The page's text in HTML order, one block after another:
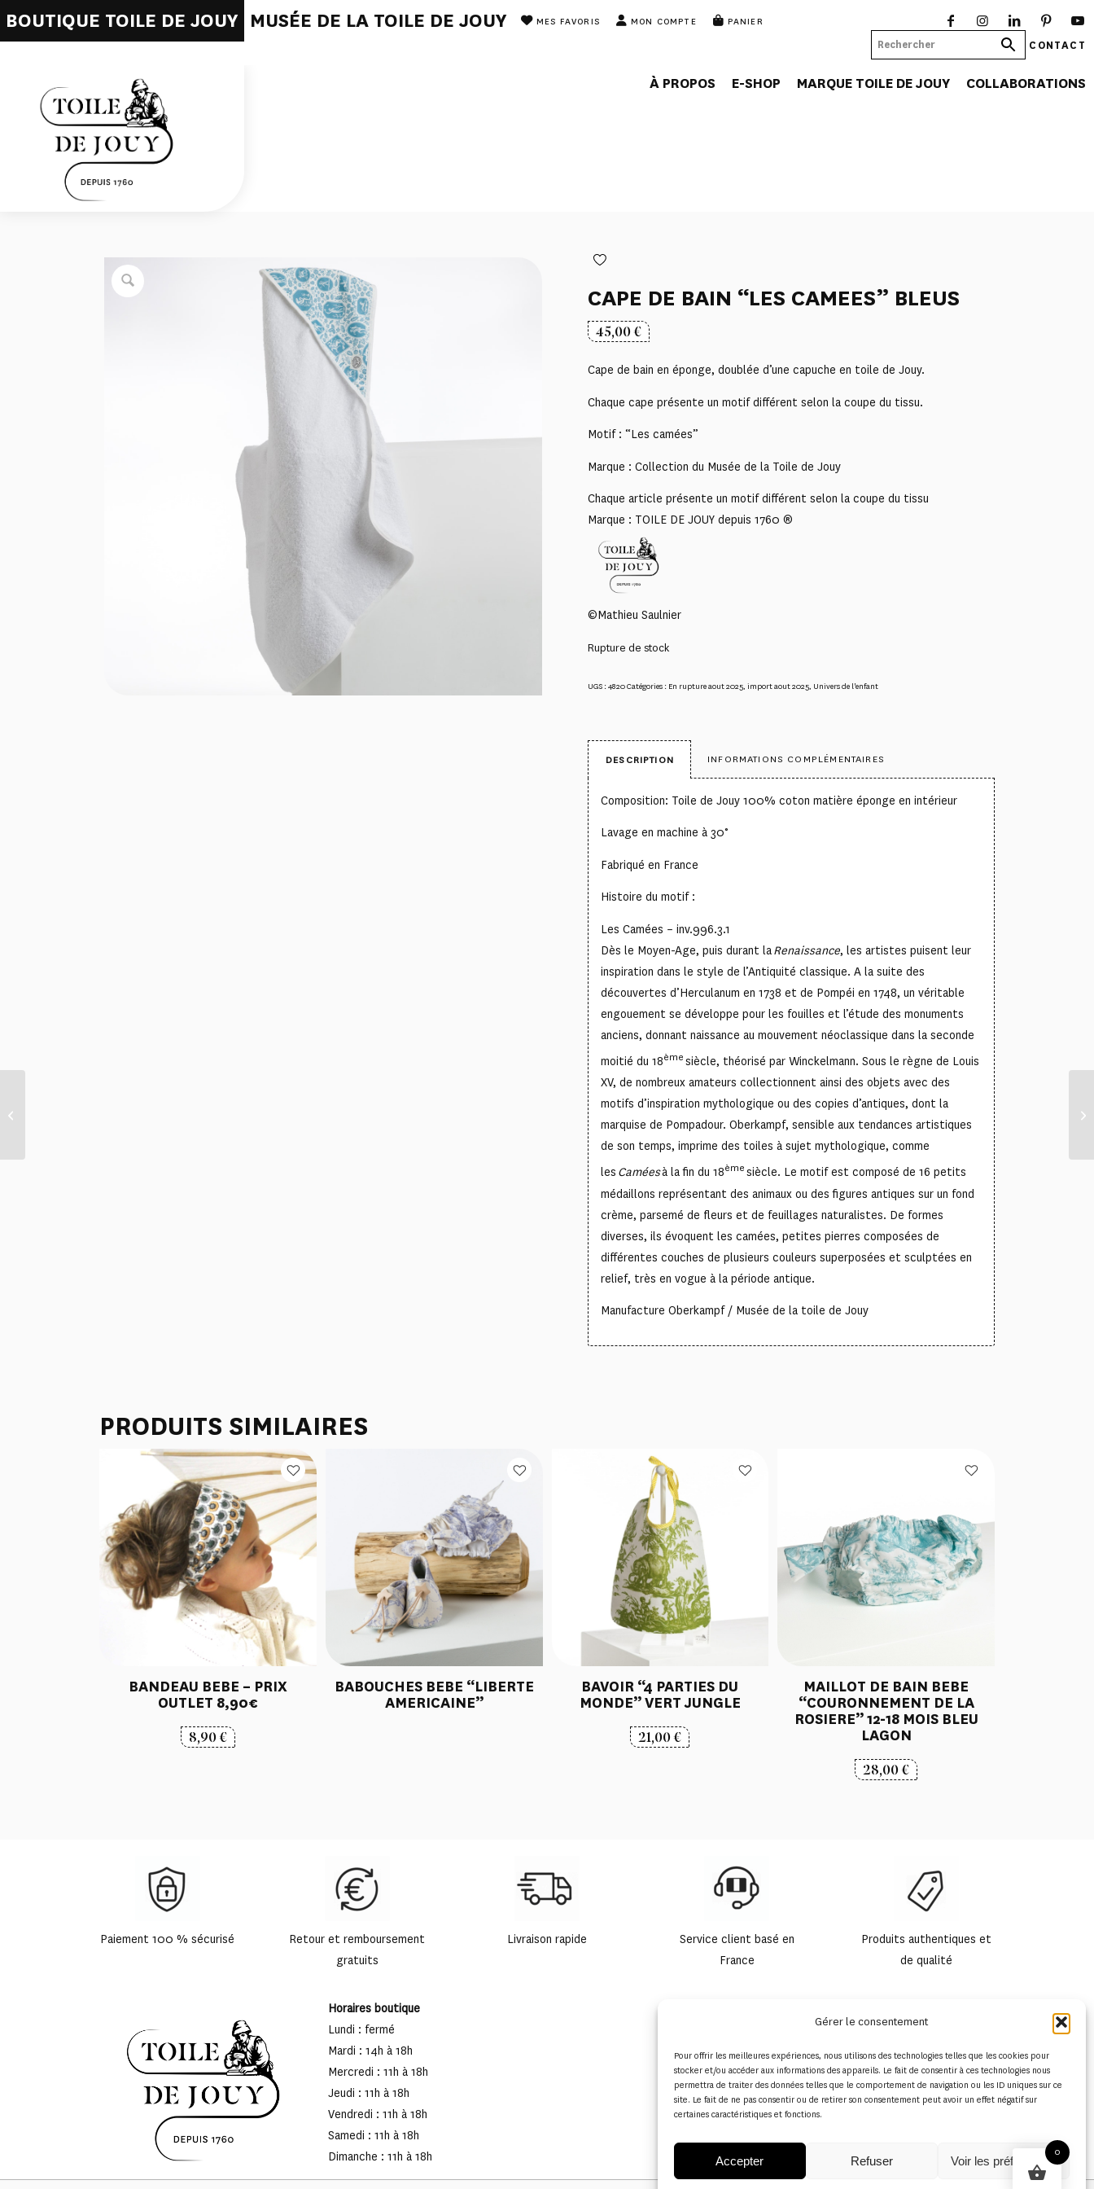
Gérer le consentement
Pour offrir les meilleures expériences, nous utilisons des technologies telles que les cookies pour
stocker et/ou accéder aux informations des appareils. Le fait de consentir à ces technologies nous
permettra de traiter des données telles que le comportement de navigation ou les ID uniques sur ce
site. Le fait de ne pas consentir ou de retirer son consentement peut avoir un effet négatif sur
certaines caractéristiques et fonctions.
Accepter Refuser Voir les préférences
BOUTIQUE TOILE DE JOUY MUSÉE DE LA TOILE DE JOUY MES FAVORIS MON COMPTE PANIER
CONTACT
À PROPOS E-SHOP MARQUE TOILE DE JOUY COLLABORATIONS
CAPE DE BAIN “LES CAMEES” BLEUS
45,00€
Cape de bain en éponge, doublée d’une capuche en toile de Jouy.
Chaque cape présente un motif différent selon la coupe du tissu.
Motif : “Les camées”
Marque : Collection du Musée de la Toile de Jouy
Chaque article présente un motif différent selon la coupe du tissu
Marque : TOILE DE JOUY depuis 1760 ®
©Mathieu Saulnier
Rupture de stock
UGS :4820Catégories : En rupture aout 2025 import aout 2025 Univers de l'enfant
DESCRIPTION INFORMATIONS COMPLÉMENTAIRES
Composition: Toile de Jouy 100% coton matière éponge en intérieur
Lavage en machine à 30°
Fabriqué en France
Histoire du motif :
Les Camées – inv.996.3.1
Dès le Moyen-Age, puis durant laRenaissance, les artistes puisent leur
inspiration dans le style de l’Antiquité classique. A la suite des
découvertes d’Herculanum en 1738 et de Pompéi en 1748, un véritable
engouement se développe pour les fouilles et l’étude des monuments
anciens, donnant naissance au mouvement néoclassique dans la seconde
moitié du 18èmesiècle, théorisé par Winckelmann. Sous le règne de Louis
XV, de nombreux amateurs collectionnent ainsi des objets avec des
motifs d’inspiration mythologique ou des copies d’antiques, dont la
marquise de Pompadour. Oberkampf, sensible aux tendances artistiques
de son temps, imprime des toiles à sujet mythologique, comme
les Caméesà la fin du 18èmesiècle. Le motif est composé de 16 petits
médaillons représentant des animaux ou des figures antiques sur un fond
crème, parsemé de fleurs et de feuillages naturalistes. De formes
diverses, ils évoquent les camées, petites pierres composées de
différentes couches de plusieurs couleurs superposées et sculptées en
relief, très en vogue à la période antique.
Manufacture Oberkampf / Musée de la toile de Jouy
PRODUITS SIMILAIRES
BANDEAU BEBE – PRIX
OUTLET 8,90€
8,90€
BABOUCHES BEBE “LIBERTE
AMERICAINE”
BAVOIR “4 PARTIES DU
MONDE” VERT JUNGLE
21,00€
MAILLOT DE BAIN BEBE
“COURONNEMENT DE LA
ROSIERE” 12-18 MOIS BLEU
LAGON
28,00€
Paiement 100 % sécurisé
Retour et remboursement
gratuits
Livraison rapide
Service client basé en
France
Produits authentiques et
de qualité
Horaires boutique
Lundi : fermé
Mardi : 14h à 18h
Mercredi : 11h à 18h
Jeudi : 11h à 18h
Vendredi : 11h à 18h
Samedi : 11h à 18h
Dimanche : 11h à 18h
0